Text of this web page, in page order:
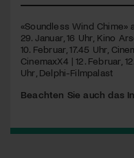
«Soundless Wind Chime»
29. Januar, 16 Uhr, Kino
10. Februar, 17.45 Uhr,
CinemaxX4 | 12. Februar,
Uhr, Delphi-Filmpalast
Beachten Sie auch das